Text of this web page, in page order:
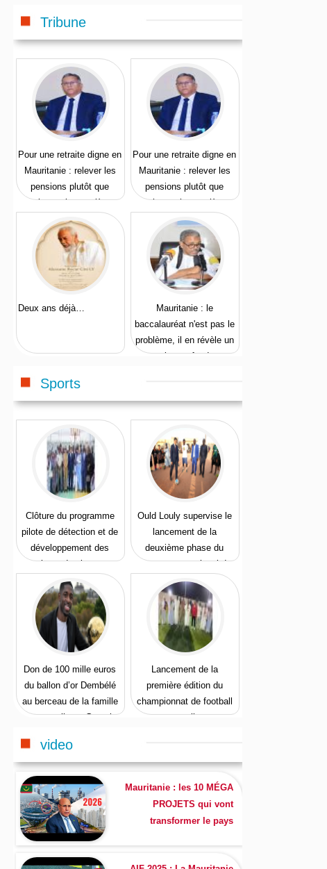
Tribune
Pour une retraite digne en
Mauritanie : relever les
pensions plutôt que
prolonger les carrières
Pour une retraite digne en
Mauritanie : relever les
pensions plutôt que
prolonger les carrières
Mauritanie : le
baccalauréat n'est pas le
problème, il en révèle un
plus profond
Deux ans déjà…
Sports
Ould Louly supervise le
lancement de la
deuxième phase du
Programme national de
protection de la jeunesse
Clôture du programme
pilote de détection et de
développement des
talents des jeunes
Lancement de la
première édition du
championnat de football
en salle
Don de 100 mille euros
du ballon d’or Dembélé
au berceau de la famille
maternelle au Gorgol
video
Mauritanie : les 10 MÉGA
PROJETS qui vont
transformer le pays